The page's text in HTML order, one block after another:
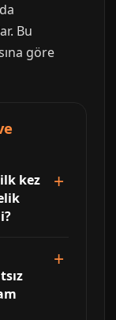
Bu
göre
kez